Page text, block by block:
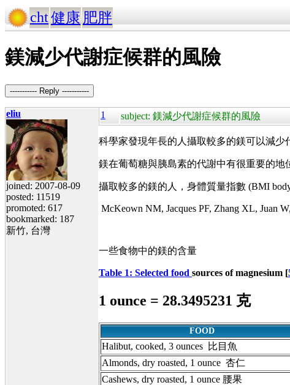
cht健康 肥胖
鎂減少代謝症候群的風險
----------- Reply -----------
eliu
joined: 2007-08-09
posted: 11519
promoted: 617
bookmarked: 187
新竹, 台灣
1 subject: 鎂減少代謝症候群的風險
科學家發現年長的人攝取較多的鎂可以減少
鎂在葡萄糖與胰島素的代謝中有很重要的地
攝取較多的鎂的人，身體質量指數 (BMI
McKeown NM, Jacques PF, Zhang XL, Juan
一些食物中的鎂的含量
Table 1: Selected food sources of magnesium [
1 ounce = 28.3495231 克
FOOD
Halibut, cooked, 3 ounces 比目魚
Almonds, dry roasted, 1 ounce 杏仁
Cashews, dry roasted, 1 ounce 腰果